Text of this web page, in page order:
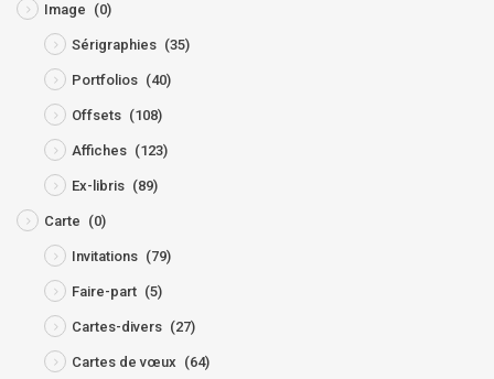
Image (0)
Sérigraphies (35)
Portfolios (40)
Offsets (108)
Affiches (123)
Ex-libris (89)
Carte (0)
Invitations (79)
Faire-part (5)
Cartes-divers (27)
Cartes de vœux (64)